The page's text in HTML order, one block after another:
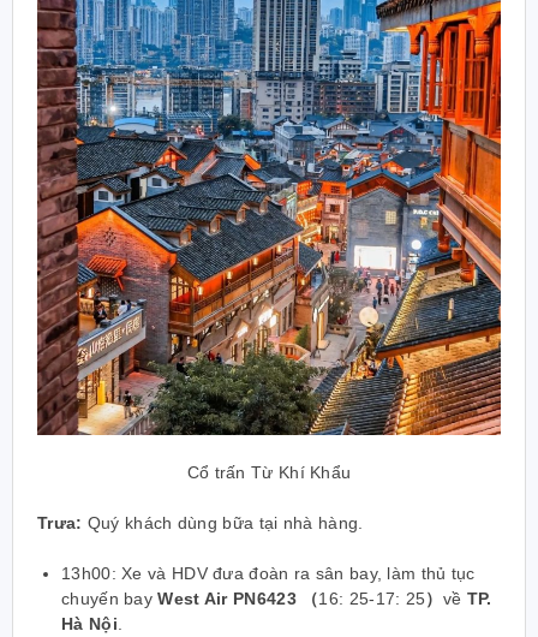
Cổ trấn Từ Khí Khẩu
Trưa: Quý khách dùng bữa tại nhà hàng.
13h00: Xe và HDV đưa đoàn ra sân bay, làm thủ tục
chuyến bayWest Air PN6423 （16: 25-17: 25） về TP.
Hà Nội